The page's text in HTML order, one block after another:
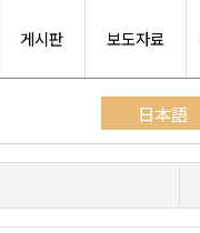
게시판 보도자료
日本語